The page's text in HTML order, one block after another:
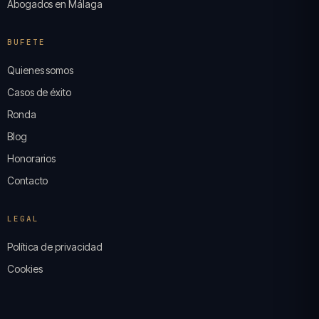
Abogados en Málaga
BUFETE
Quienes somos
Casos de éxito
Ronda
Blog
Honorarios
Contacto
LEGAL
Política de privacidad
Cookies